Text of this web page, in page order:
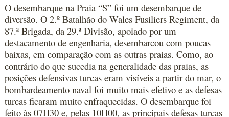
O desembarque na Praia “S” foi um desembarque de
diversão. O 2.º Batalhão do Wales Fusiliers Regiment, da
87.ª Brigada, da 29.ª Divisão, apoiado por um
destacamento de engenharia, desembarcou com poucas
baixas, em comparação com as outras praias. Como, ao
contrário do que sucedia na generalidade das praias, as
posições defensivas turcas eram visíveis a partir do mar, o
bombardeamento naval foi muito mais efetivo e as defesas
turcas ficaram muito enfraquecidas. O desembarque foi
feito às 07H30 e, pelas 10H00, as principais defesas turcas